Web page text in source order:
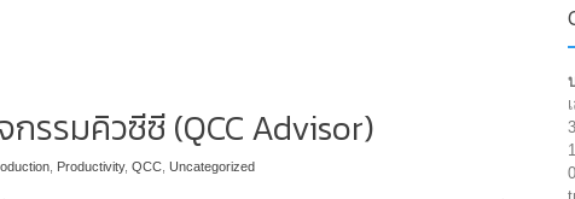
รรมคิวซีซี (QCC Advisor)
Productivity, QCC Uncategorized